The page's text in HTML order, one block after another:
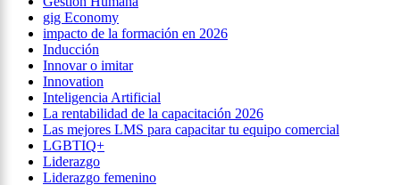
gig Economy
impacto de la formación en 2026
Inducción
Innovar o imitar
Innovation
Inteligencia Artificial
La rentabilidad de la capacitación 2026
Las mejores LMS para capacitar tu equipo comercial
LGBTIQ+
Liderazgo
Liderazgo femenino